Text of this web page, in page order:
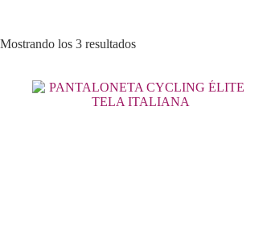
Mostrando los 3 resultados